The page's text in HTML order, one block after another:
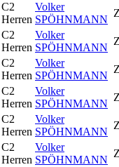
C2
Herren
Volker
SPÖHNMANN
C2
Herren
Volker
SPÖHNMANN
C2
Herren
Volker
SPÖHNMANN
C2
Herren
Volker
SPÖHNMANN
C2
Herren
Volker
SPÖHNMANN
C2
Herren
Volker
SPÖHNMANN